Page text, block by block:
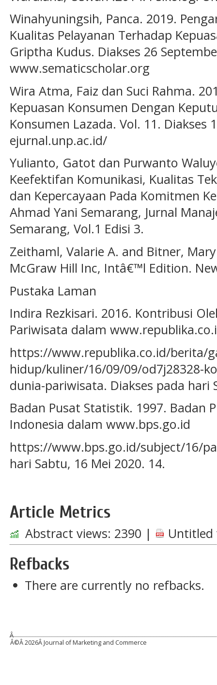
Winahyuningsih, Panca. 2019.
Kualitas Pelayanan Terhadap
Griptha Kudus. Diakses 26
www.sematicscholar.org
Wira Atma, Faiz dan Suci Rahma.
Kepuasan Konsumen Dengan
Konsumen Lazada. Vol. 11.
ejurnal.unp.ac.id/
Yulianto, Gatot dan Purwanto
Keefektifan Komunikasi, Kualitas
dan Kepercayaan Pada Komitmen
Ahmad Yani Semarang, Jurnal
Semarang, Vol.1 Edisi 3.
Zeithaml, Valarie A. and Bitner,
McGraw Hill Inc, Intâ€™l Edition.
Pustaka Laman
Indira Rezkisari. 2016. Kontribusi
Pariwisata dalam
https://www.republika.co.id/berita/
hidup/kuliner/16/09/09/od7j28328-
dunia-pariwisata. Diakses pada hari
Badan Pusat Statistik. 1997. Badan
Indonesia dalam www.bps.go.id
https://www.bps.go.id/subject/16/
hari Sabtu, 16 Mei 2020. 14.
Article Metrics
Abstract views: 2390 | Untitled
Refbacks
There are currently no refbacks.
Â
Â©Â2026Â Journal of Marketing and Commerce